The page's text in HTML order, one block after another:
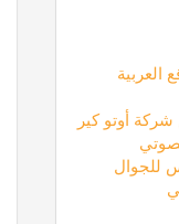
العربية
أوتو كير
للجوال